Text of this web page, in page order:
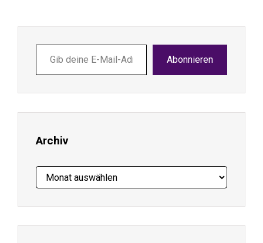
deine
E-
ein ...
Abonnieren
Archiv
Archiv